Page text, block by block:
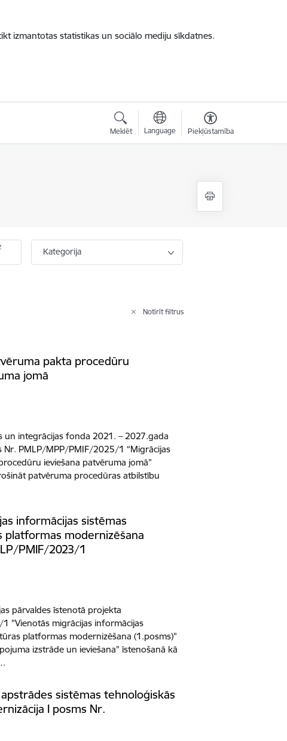
izmantotas statistikas un sociālo mediju sīkdatnes.
Meklēt Language Piekļūstamība
Kategorija
Notīrīt filtrus
pakta procedūru
jomā
un integrācijas fonda 2021. – 2027.gada
PMLP/MPP/PMIF/2025/1 “Migrācijas
ieviešana patvēruma jomā”
patvēruma procedūras atbilstību
informācijas sistēmas
modernizēšana
PMIF/2023/1
pārvaldes īstenotā projekta
"Vienotās migrācijas informācijas
platformas modernizēšana (1.posms)"
izstrāde un ieviešana" īstenošanā kā
sistēmas tehnoloģiskās
I posms Nr.